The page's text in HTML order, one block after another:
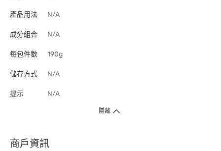
產品用法 N/A
成分組合 N/A
每包件數 190g
儲存方式 N/A
提示 N/A
隱藏
商戶資訊